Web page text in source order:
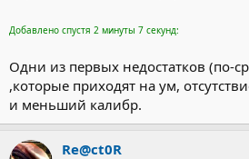
Добавлено спустя 2 минуты 7 секунд:
Одни из первых недостатков (по-
,которые приходят на ум,
и меньший калибр.
Re@ct0R